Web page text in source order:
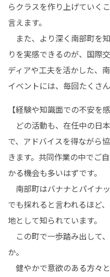
らクラスを作り上げていく
言えます。
また、より深く南部町を
りを実感できるのが、国際
ディアや工夫を活かした、
イベントには、毎回たくさ
【経験や知識面での不安を
どの活動も、在任中の日
で、アドバイスを得ながら
きます。共同作業の中でご
かる機会も多いはずです。
南部町はバナナとパイナ
でも採れると言われるほど
地として知られています。
この町で一歩踏み出して
か。
健やかで意欲のある方々